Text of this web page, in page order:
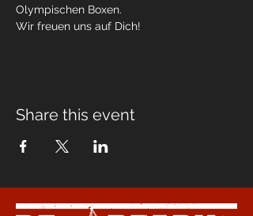
Olympischen Boxen.
Wir freuen uns auf Dich!
Share this event